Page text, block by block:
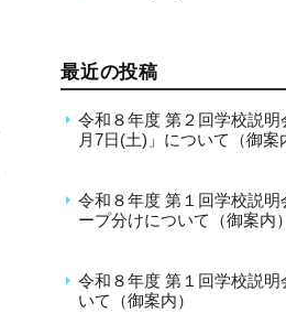
最近の投稿
令和８年度 第２回学校説明
月7日(土)」について（御案
令和８年度 第１回学校説明
ープ分けについて（御案内）
令和８年度 第１回学校説明
いて（御案内）